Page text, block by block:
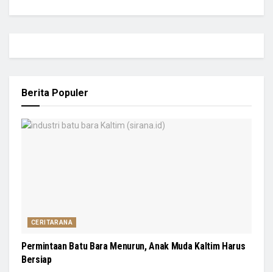
Berita Populer
CERITARANA
Permintaan Batu Bara Menurun, Anak Muda Kaltim Harus
Bersiap